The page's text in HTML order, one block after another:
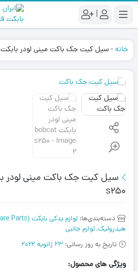
|
خانه-سیل کیت جک باکت مینی لودر بابکت bobcat s250
s250
دسته‌بندی‌ها: لوازم یدکی بابکت (Bobcat Spare Parts)
هیدرولیک,لوازم جانبی
تاریخ به روز رسانی: 23 ژانویه 2022
ویژگی های محصول: